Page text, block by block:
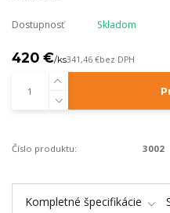
Dostupnosť Skladom
420 €/ks341,46 €bez DPH
Číslo produktu: 3002
Kompletné špecifikácie